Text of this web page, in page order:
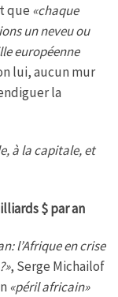
que «chaque
un neveu ou
européenne
lui, aucun mur
la
à la capitale, et
$ par an
l’Afrique en crise
, Serge Michailof
«péril africain»